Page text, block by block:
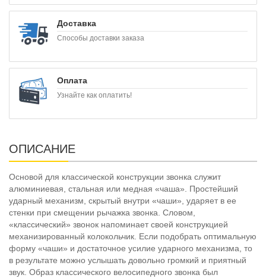
Доставка
Способы доставки заказа
Оплата
Узнайте как оплатить!
ОПИСАНИЕ
Основой для классической конструкции звонка служит
алюминиевая, стальная или медная «чаша». Простейший
ударный механизм, скрытый внутри «чаши», ударяет в ее
стенки при смещении рычажка звонка. Словом,
«классический» звонок напоминает своей конструкцией
механизированный колокольчик. Если подобрать оптимальную
форму «чаши» и достаточное усилие ударного механизма, то
в результате можно услышать довольно громкий и приятный
звук. Образ классического велосипедного звонка был